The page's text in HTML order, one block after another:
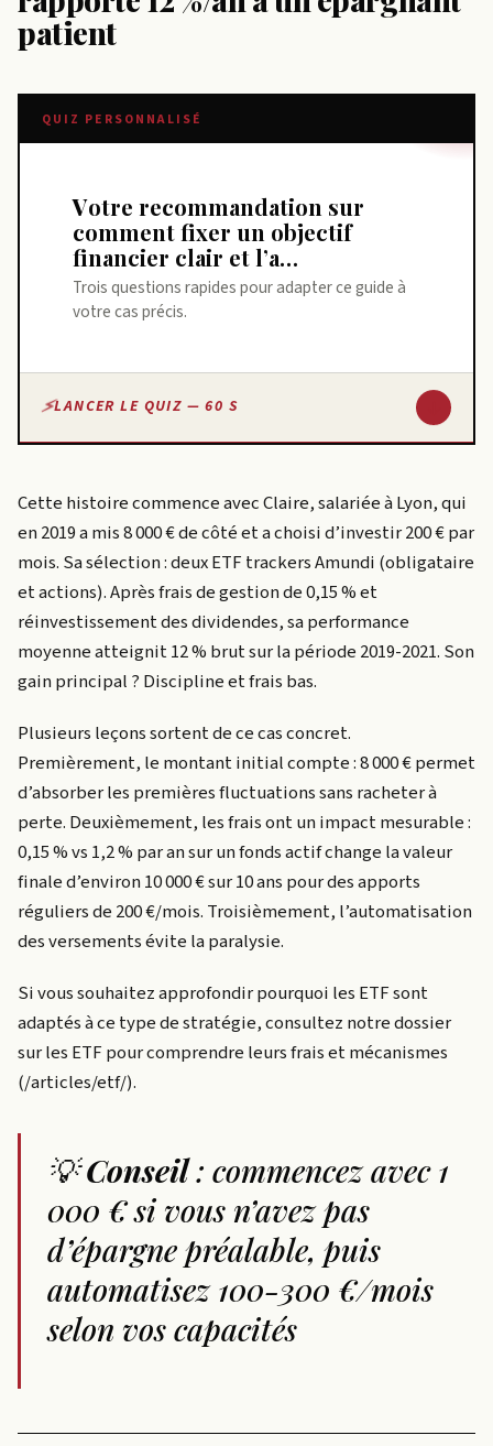
patient
QUIZ PERSONNALISÉ
Votre recommandation sur
comment fixer un objectif
financier clair et l’a…
Trois questions rapides pour adapter ce guide à
votre cas précis.
LANCER LE QUIZ — 60 S
Cette histoire commence avec Claire, salariée à Lyon, qui
en 2019 a mis 8 000 € de côté et a choisi d’investir 200 € par
mois. Sa sélection : deux ETF trackers Amundi (obligataire
et actions). Après frais de gestion de 0,15 % et
réinvestissement des dividendes, sa performance
moyenne atteignit 12 % brut sur la période 2019-2021. Son
gain principal ? Discipline et frais bas.
Plusieurs leçons sortent de ce cas concret.
Premièrement, le montant initial compte : 8 000 € permet
d’absorber les premières fluctuations sans racheter à
perte. Deuxièmement, les frais ont un impact mesurable :
0,15 % vs 1,2 % par an sur un fonds actif change la valeur
finale d’environ 10 000 € sur 10 ans pour des apports
réguliers de 200 €/mois. Troisièmement, l’automatisation
des versements évite la paralysie.
Si vous souhaitez approfondir pourquoi les ETF sont
adaptés à ce type de stratégie, consultez notre dossier
sur les ETF pour comprendre leurs frais et mécanismes
(/articles/etf/).
💡Conseil: commencez avec 1
000 € si vous n’avez pas
d’épargne préalable, puis
automatisez 100-300 €/mois
selon vos capacités